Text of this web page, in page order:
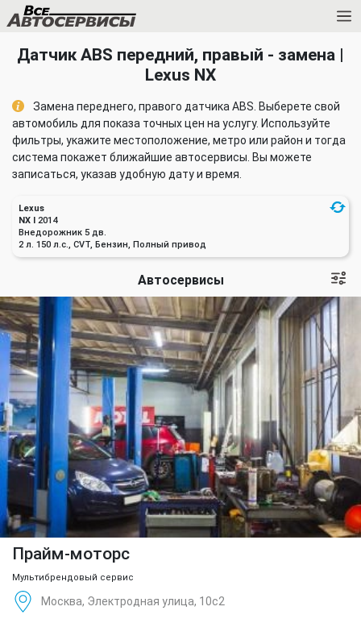
Датчик ABS передний, правый - замена |
Lexus NX
Замена переднего, правого датчика ABS. Выберете свой
автомобиль для показа точных цен на услугу. Используйте
фильтры, укажите местоположение, метро или район и тогда
система покажет ближайшие автосервисы. Вы можете
записаться, указав удобную дату и время.
Lexus
NX I 2014
Внедорожник 5 дв.
2 л. 150 л.с., CVT, Бензин, Полный привод
Автосервисы
Прайм-моторс
Мультибрендовый сервис
Москва, Электродная улица, 10с2